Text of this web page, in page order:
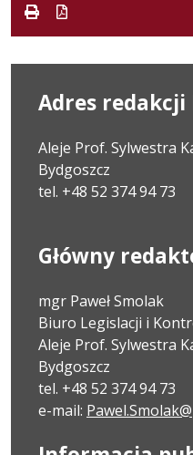
Adres
Aleje Prof. Sylwestra
Bydgoszcz
tel. +48 52 374 94 73
Główny
mgr Paweł Smolak
Biuro Legislacji i
Aleje Prof. Sylwestra
Bydgoszcz
tel. +48 52 374 94 73
e-mail: